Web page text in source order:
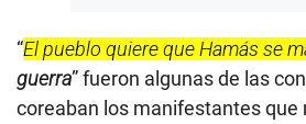
“El pueblo quiere que Hamás se
guerra” fueron algunas de las
coreaban los manifestantes que